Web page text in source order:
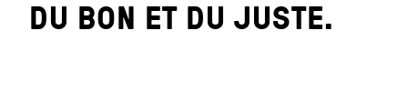
DU BON ET DU JUSTE.